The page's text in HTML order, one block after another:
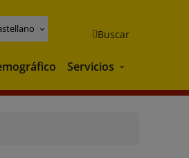
Buscar
Servicios Servicios